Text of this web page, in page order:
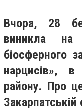
Вчора, 28
виникла на
біосферного
нарцисів», в
району. Про
Закарпатській